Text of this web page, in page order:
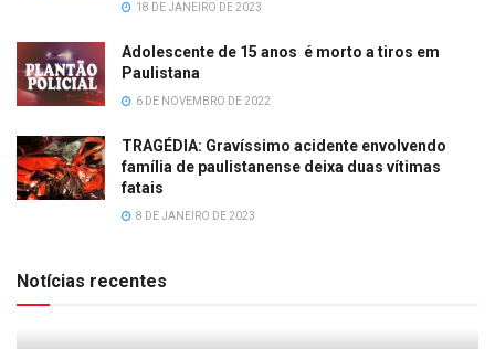
18 DE JANEIRO DE 2023
Adolescente de 15 anos é morto a tiros em
Paulistana
6 DE NOVEMBRO DE 2022
TRAGÉDIA: Gravíssimo acidente envolvendo
família de paulistanense deixa duas vítimas
fatais
8 DE JANEIRO DE 2023
Notícias recentes